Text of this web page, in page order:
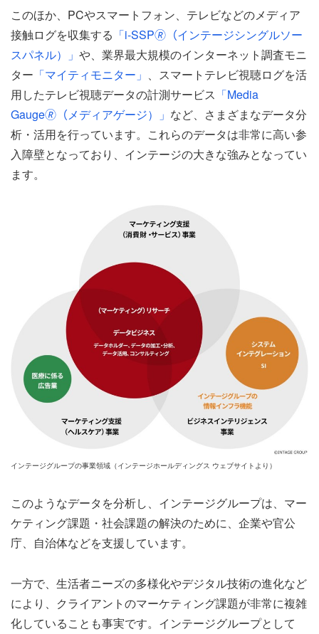
このほか、PCやスマートフォン、テレビなどのメディア
接触ログを収集する 「i-SSP🄬（インテージシングルソー
スパネル）」 や、業界最大規模のインターネット調査モニ
ター 「マイティモニター」 、スマートテレビ視聴ログを活
用したテレビ視聴データの計測サービス 「Media
Gauge🄬（メディアゲージ）」 など、さまざまなデータ分
析・活用を行っています。これらのデータは非常に高い参
入障壁となっており、インテージの大きな強みとなってい
ます。
インテージグループの事業領域（インテージホールディングス ウェブサイトより）
このようなデータを分析し、インテージグループは、マー
ケティング課題・社会課題の解決のために、企業や官公
庁、自治体などを支援しています。
一方で、生活者ニーズの多様化やデジタル技術の進化など
により、クライアントのマーケティング課題が非常に複雑
化していることも事実です。インテージグループとして